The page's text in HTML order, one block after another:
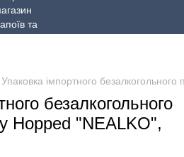
Упаковка імпортного
безалкогольного
Hopped "NEALKO",